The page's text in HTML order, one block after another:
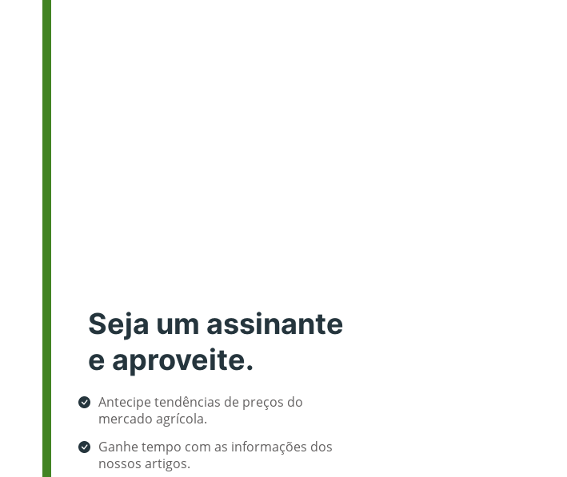
Seja um assinante
e aproveite.
Antecipe tendências de preços do
mercado agrícola.
Ganhe tempo com as informações dos
nossos artigos.